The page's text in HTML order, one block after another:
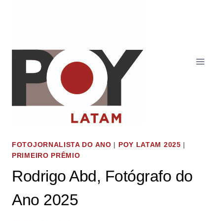
FOTOJORNALISTA DO ANO | POY LATAM 2025 |
PRIMEIRO PRÊMIO
Rodrigo Abd, Fotógrafo do
Ano 2025